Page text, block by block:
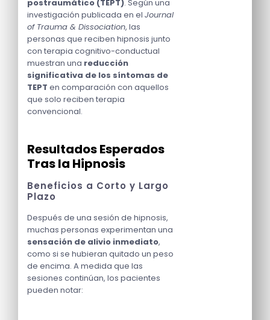
postraumático (TEPT). Según una
investigación publicada en el Journal
of Trauma & Dissociation, las
personas que reciben hipnosis junto
con terapia cognitivo-conductual
muestran una reducción
significativa de los síntomas de
TEPT en comparación con aquellos
que solo reciben terapia
convencional.
Resultados Esperados
Tras la Hipnosis
Beneficios a Corto y Largo
Plazo
Después de una sesión de hipnosis,
muchas personas experimentan una
sensación de alivio inmediato,
como si se hubieran quitado un peso
de encima. A medida que las
sesiones continúan, los pacientes
pueden notar: